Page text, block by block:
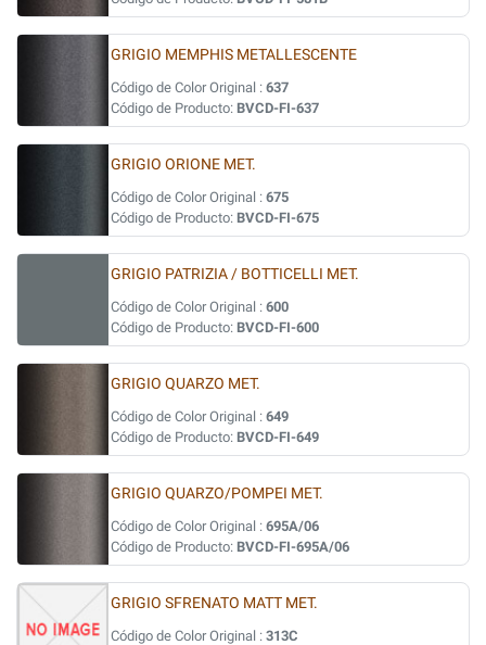
GRIGIO MEMPHIS METALLESCENTE
Código de Color Original : 637
Código de Producto: BVCD-FI-637
GRIGIO ORIONE MET.
Código de Color Original : 675
Código de Producto: BVCD-FI-675
GRIGIO PATRIZIA / BOTTICELLI MET.
Código de Color Original : 600
Código de Producto: BVCD-FI-600
GRIGIO QUARZO MET.
Código de Color Original : 649
Código de Producto: BVCD-FI-649
GRIGIO QUARZO/POMPEI MET.
Código de Color Original : 695A/06
Código de Producto: BVCD-FI-695A/06
GRIGIO SFRENATO MATT MET.
Código de Color Original : 313C